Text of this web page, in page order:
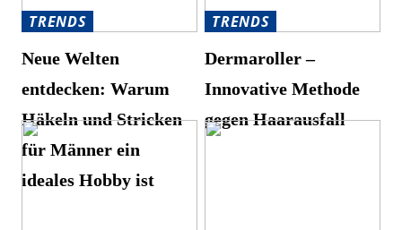
TRENDS
Neue Welten
entdecken: Warum
Häkeln und Stricken
für Männer ein
ideales Hobby ist
TRENDS
Dermaroller –
Innovative Methode
gegen Haarausfall